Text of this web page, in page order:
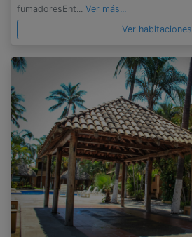
fumadoresEnt... Ver más...
Ver habitaciones